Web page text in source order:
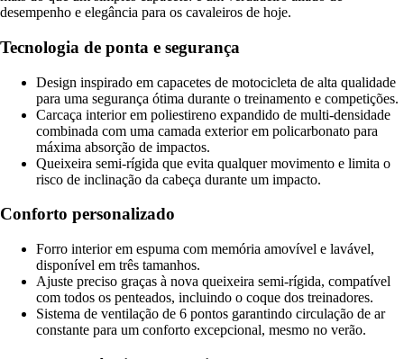
desempenho e elegância para os cavaleiros de hoje.
Tecnologia de ponta e segurança
Design inspirado em capacetes de motocicleta de alta qualidade
para uma segurança ótima durante o treinamento e competições.
Carcaça interior em poliestireno expandido de multi-densidade
combinada com uma camada exterior em policarbonato para
máxima absorção de impactos.
Queixeira semi-rígida que evita qualquer movimento e limita o
risco de inclinação da cabeça durante um impacto.
Conforto personalizado
Forro interior em espuma com memória amovível e lavável,
disponível em três tamanhos.
Ajuste preciso graças à nova queixeira semi-rígida, compatível
com todos os penteados, incluindo o coque dos treinadores.
Sistema de ventilação de 6 pontos garantindo circulação de ar
constante para um conforto excepcional, mesmo no verão.